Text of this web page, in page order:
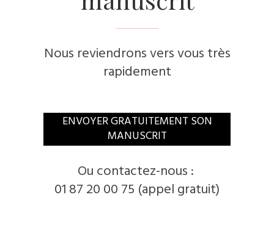
Nous reviendrons vers vous très
rapidement
​ENVOYER GRATUITEMENT SON
MANUSCRIT
​Ou contactez-nous :
01 87 20 00 75 (appel gratuit)